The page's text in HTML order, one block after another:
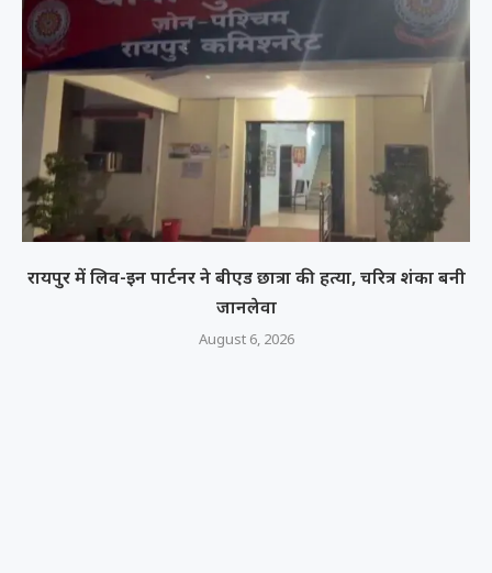
रायपुर में लिव-इन पार्टनर ने बीएड छात्रा की हत्या, चरित्र शंका बनी
जानलेवा
August 6, 2026